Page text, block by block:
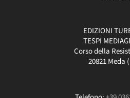
EDIZIONI
TESPI
Corso della
20821 Meda